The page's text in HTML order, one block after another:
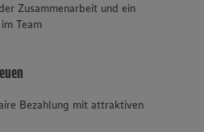
Zusammenarbeit und ein
Team
Bezahlung mit attraktiven